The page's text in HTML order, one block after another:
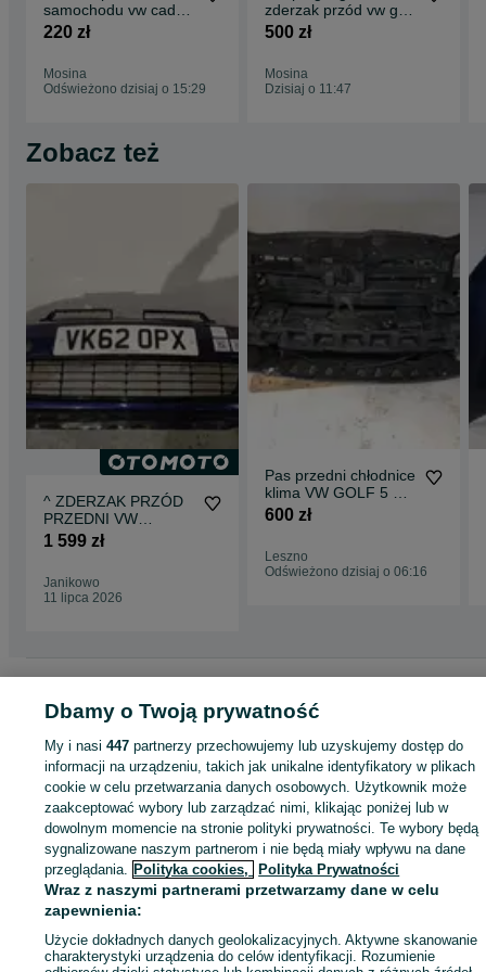
mechanizm wycieraczek przód
silniczek wycieraczki tył
hak holowniczy
samochodu vw caddy
2k0 2k5 2003 - 2020
220 zł
Mosina
Odświeżono dzisiaj o 15:29
zderzak przód vw golf
vii 7 5g0 2012 - 2016
500 zł
Mosina
Dzisiaj o 11:47
Zobacz też
^ ZDERZAK PRZÓD
PRZEDNI VW
VOLKSWAGEN GOLF
CZUJNIKI
HALOGENY
1 599 zł
Janikowo
11 lipca 2026
Pas przedni chłodnice
klima VW GOLF 5 V
1.4 1.6 mam 1.9 tdi
600 zł
Leszno
Odświeżono dzisiaj o 06:16
Wielkopolskie
Osobowe - Mosina
KATEGORIA
1061723912 Wyświetlenia:
Zadzwoń / SMS Wyślij wiadomość
Dbamy o Twoją prywatność
My i nasi447 partnerzy przechowujemy lub uzyskujemy dostęp do
informacji na urządzeniu, takich jak unikalne identyfikatory w plikach
cookie w celu przetwarzania danych osobowych. Użytkownik może
zaakceptować wybory lub zarządzać nimi, klikając poniżej lub w
dowolnym momencie na stronie polityki prywatności. Te wybory będą
sygnalizowane naszym partnerom i nie będą miały wpływu na dane
przeglądania. Polityka cookies, Polityka Prywatności
Wraz z naszymi partnerami przetwarzamy dane w celu
zapewnienia:
Użycie dokładnych danych geolokalizacyjnych. Aktywne skanowanie
charakterystyki urządzenia do celów identyfikacji. Rozumienie